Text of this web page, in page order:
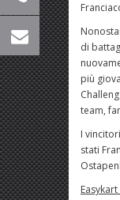
di
più
team,
I
stati